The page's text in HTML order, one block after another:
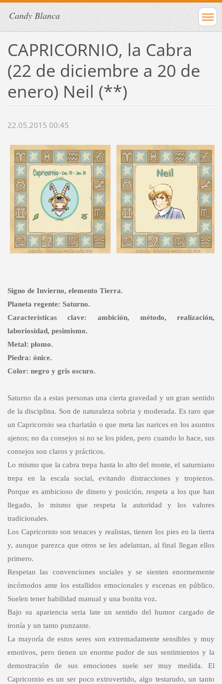
Candy Blanca
CAPRICORNIO, la Cabra
(22 de diciembre a 20 de
enero) Neil (**)
22.05.2015 00:45
Signo de Invierno, elemento Tierra.
Planeta regente: Saturno.
Características clave: ambición, método, realización,
laboriosidad, pesimismo.
Metal: plomo.
Piedra: ónice.
Color: negro y gris oscuro.
Saturno da a estas personas una cierta gravedad y un gran sentido
de la disciplina. Son de naturaleza sobria y moderada. Es raro que
un Capricornio sea charlatán o que meta las narices en los asuntos
ajenos; no da consejos si no se los piden, pero cuando lo hace, sus
consejos son claros y prácticos.
Lo mismo que la cabra trepa hasta lo alto del monte, el saturniano
trepa en la escala social, evitando distracciones y tropiezos.
Porque es ambicioso de dinero y posición, respeta a los que han
llegado, lo mismo que respeta la autoridad y los valores
tradicionales.
Los Capricornio son tenaces y realistas, tienen los pies en la tierra
y, aunque parezca que otros se les adelantan, al final llegan ellos
primero.
Respetan las convenciones sociales y se sienten enormemente
incómodos ante los estallidos emocionales y escenas en público.
Suelen tener habilidad manual y una bonita voz.
Bajo su apariencia seria late un sentido del humor cargado de
ironía y un tanto punzante.
La mayoría de estos seres son extremadamente sensibles y muy
emotivos, pero tienen un enorme pudor de sus sentimientos y la
demostración de sus emociones suele ser muy medida. El
Capricornio es un ser poco extrovertido, algo testarudo, un tanto